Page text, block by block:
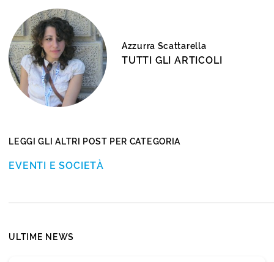
Azzurra Scattarella
TUTTI GLI ARTICOLI
LEGGI GLI ALTRI POST PER CATEGORIA
EVENTI E SOCIETÀ
ULTIME NEWS